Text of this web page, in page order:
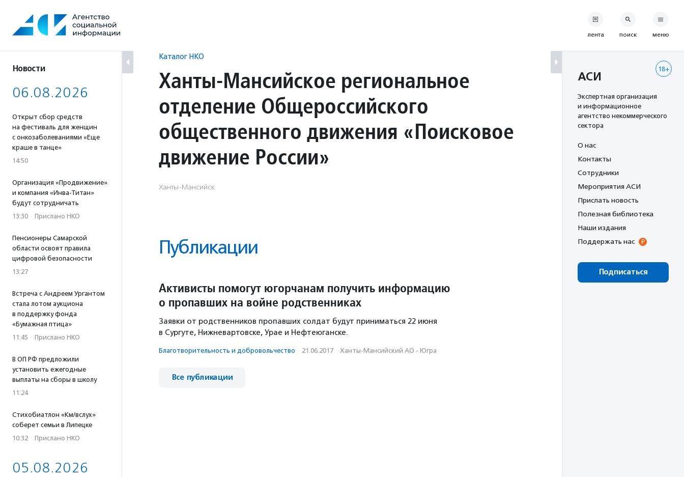
содержанию
Новости
06.08.2026
Открыт сбор средств
на фестиваль для женщин
с онкозаболеваниями «Еще
краше в танце»
14:50
Организация «Продвижение»
и компания «Инва-Титан»
будут сотрудничать
13:30 · Прислано НКО
Пенсионеры Самарской
области освоят правила
цифровой безопасности
13:27
Встреча с Андреем Ургантом
стала лотом аукциона
в поддержку фонда
«Бумажная птица»
11:45 · Прислано НКО
В ОП РФ предложили
установить ежегодные
выплаты на сборы в школу
11:24
Стихобиатлон «Км/вслух»
соберет семьи в Липецке
10:32 · Прислано НКО
05.08.2026
Каталог НКО
Ханты-Мансийское региональное
отделение Общероссийского
общественного движения «Поисковое
движение России»
Ханты-Мансийск
Публикации
Активисты помогут югорчанам получить информацию
о пропавших на войне родственниках
Заявки от родственников пропавших солдат будут приниматься 22 июня
в Сургуте, Нижневартовске, Урае и Нефтеюганске.
Благотвори­тель­ность и доброволь­чест­во · 21.06.2017 · Ханты-Мансийский АО - Югра
Все публикации
лента поиск меню
18+
АСИ
Экспертная организация
и информационное
агентство некоммерческого
сектора
О нас
Контакты
Сотрудники
Мероприятия АСИ
Прислать новость
Полезная библиотека
Наши издания
Поддержать нас
Подписаться